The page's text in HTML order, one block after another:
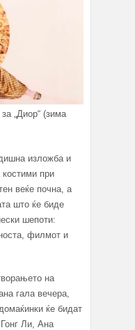
„Диор“ (зима
изложба и
костими при
веќе почна, а
што ќе биде
шепоти:
филмот и
на
гала вечера,
ќе бидат
Ли, Ана